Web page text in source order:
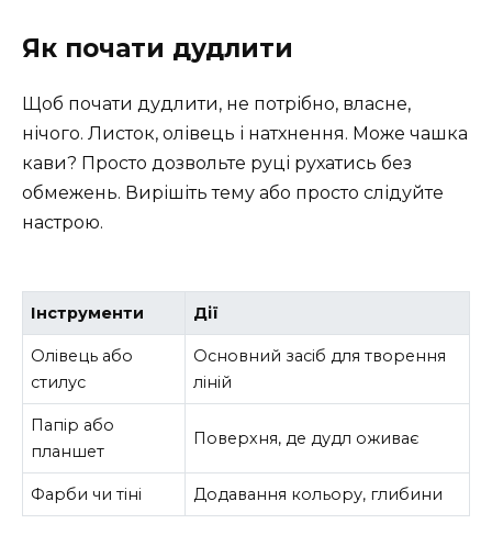
Як почати дудлити
Щоб почати дудлити, не потрібно, власне,
нічого. Листок, олівець і натхнення. Може чашка
кави? Просто дозвольте руці рухатись без
обмежень. Вирішіть тему або просто слідуйте
настрою.
Інструменти Дії
Олівець або
стилус
Основний засіб для творення
ліній
Папір або
планшет
Поверхня, де дудл оживає
Фарби чи тіні Додавання кольору, глибини